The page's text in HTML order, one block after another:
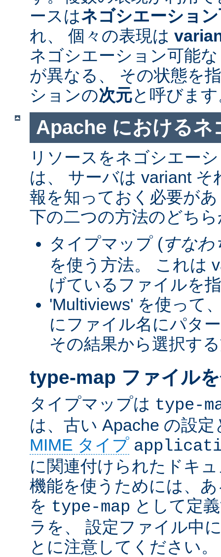
ースはネゴシエーショ
れ、 個々の表現は
ネゴシエーション可能
が異なる、 その状態を
ションの次元と呼びま
Apache におけるネ
リソースをネゴシエー
は、 サーバは variant
報を知っておく必要が
下の二つの方法のどち
タイプマップ (すなわ
を使う方法。 これは
げているファイルを
'Multiviews' を使って
にファイル名にパタ
その結果から選択す
type-map ファイル
タイプマップは type-
は、古い Apache の設
MIME タイプ
に関連付けられたドキ
機能を使うためには、
を type-map として定
ラを、 設定ファイル中
とに注意してください